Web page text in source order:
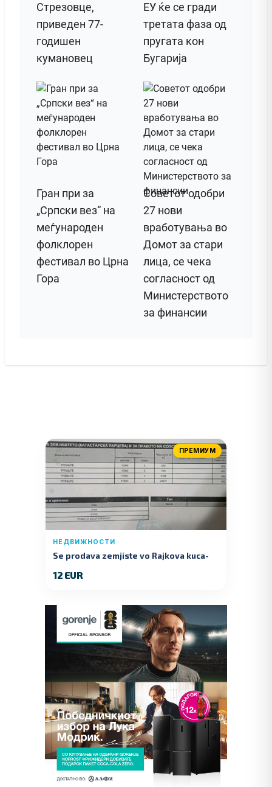
Стрезовце,
приведен 77-
годишен
кумановец
ЕУ ќе се гради
третата фаза од
пругата кон
Бугарија
Гран при за
„Српски вез“ на
меѓународен
фолклорен
фестивал во Црна
Гора
Советот одобри
27 нови
вработувања во
Домот за стари
лица, се чека
согласност од
Министерството
за финансии
ПРЕМИУМ
НЕДВИЖНОСТИ
Se prodava zemjiste vo Rajkova kuca-
12 EUR